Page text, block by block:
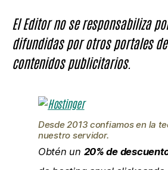
El Editor no se responsabiliza
difundidas por otros portales
contenidos publicitarios.
Desde 2013 confiamos en la
nuestro servidor.
Obtén un 20% de